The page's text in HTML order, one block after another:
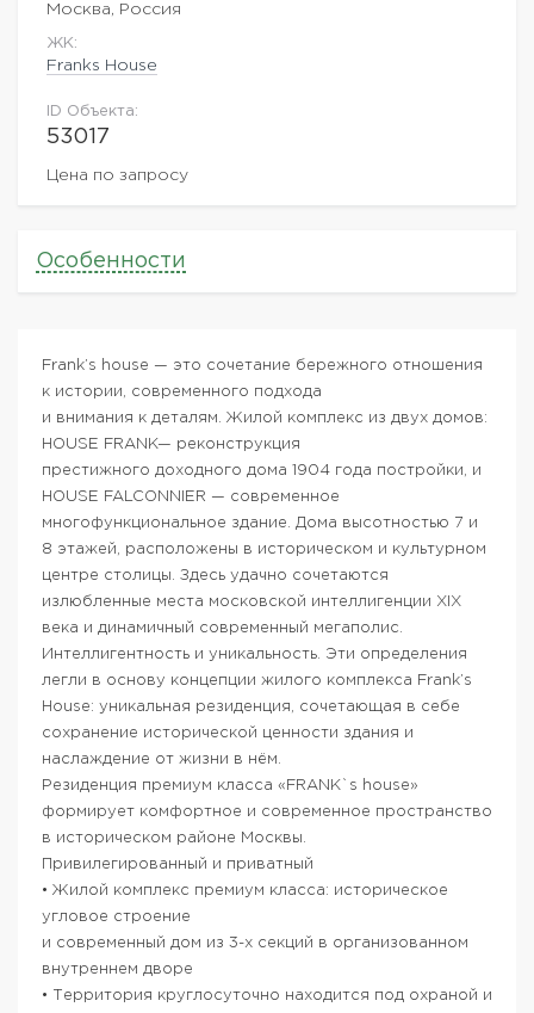
Москва, Россия
ЖK:
Franks House
ID Объекта:
53017
Цена по запросу
Особенности
Frank’s house — это сочетание бережного отношения
к истории, современного подхода
и внимания к деталям. Жилой комплекс из двух домов:
HOUSE FRANK— реконструкция
престижного доходного дома 1904 года постройки, и
HOUSE FALCONNIER — современное
многофункциональное здание. Дома высотностью 7 и
8 этажей, расположены в историческом и культурном
центре столицы. Здесь удачно сочетаются
излюбленные места московской интеллигенции XIX
века и динамичный современный мегаполис.
Интеллигентность и уникальность. Эти определения
легли в основу концепции жилого комплекса Frank’s
House: уникальная резиденция, сочетающая в себе
сохранение исторической ценности здания и
наслаждение от жизни в нём.
Резиденция премиум класса «FRANK`s house»
формирует комфортное и современное пространство
в историческом районе Москвы.
Привилегированный и приватный
• Жилой комплекс премиум класса: историческое
угловое строение
и современный дом из 3-х секций в организованном
внутреннем дворе
• Территория круглосуточно находится под охраной и